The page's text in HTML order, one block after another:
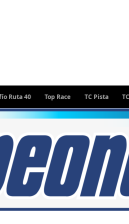
Top Race TC Pista TC Pick Up